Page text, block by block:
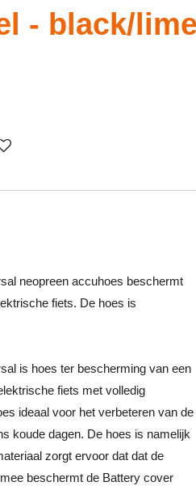
- black/lime
neopreen accuhoes beschermt
fiets. De hoes is
is hoes ter bescherming van een
fiets met volledig
ideaal voor het verbeteren van de
koude dagen. De hoes is namelijk
zorgt ervoor dat dat de
beschermt de Battery cover